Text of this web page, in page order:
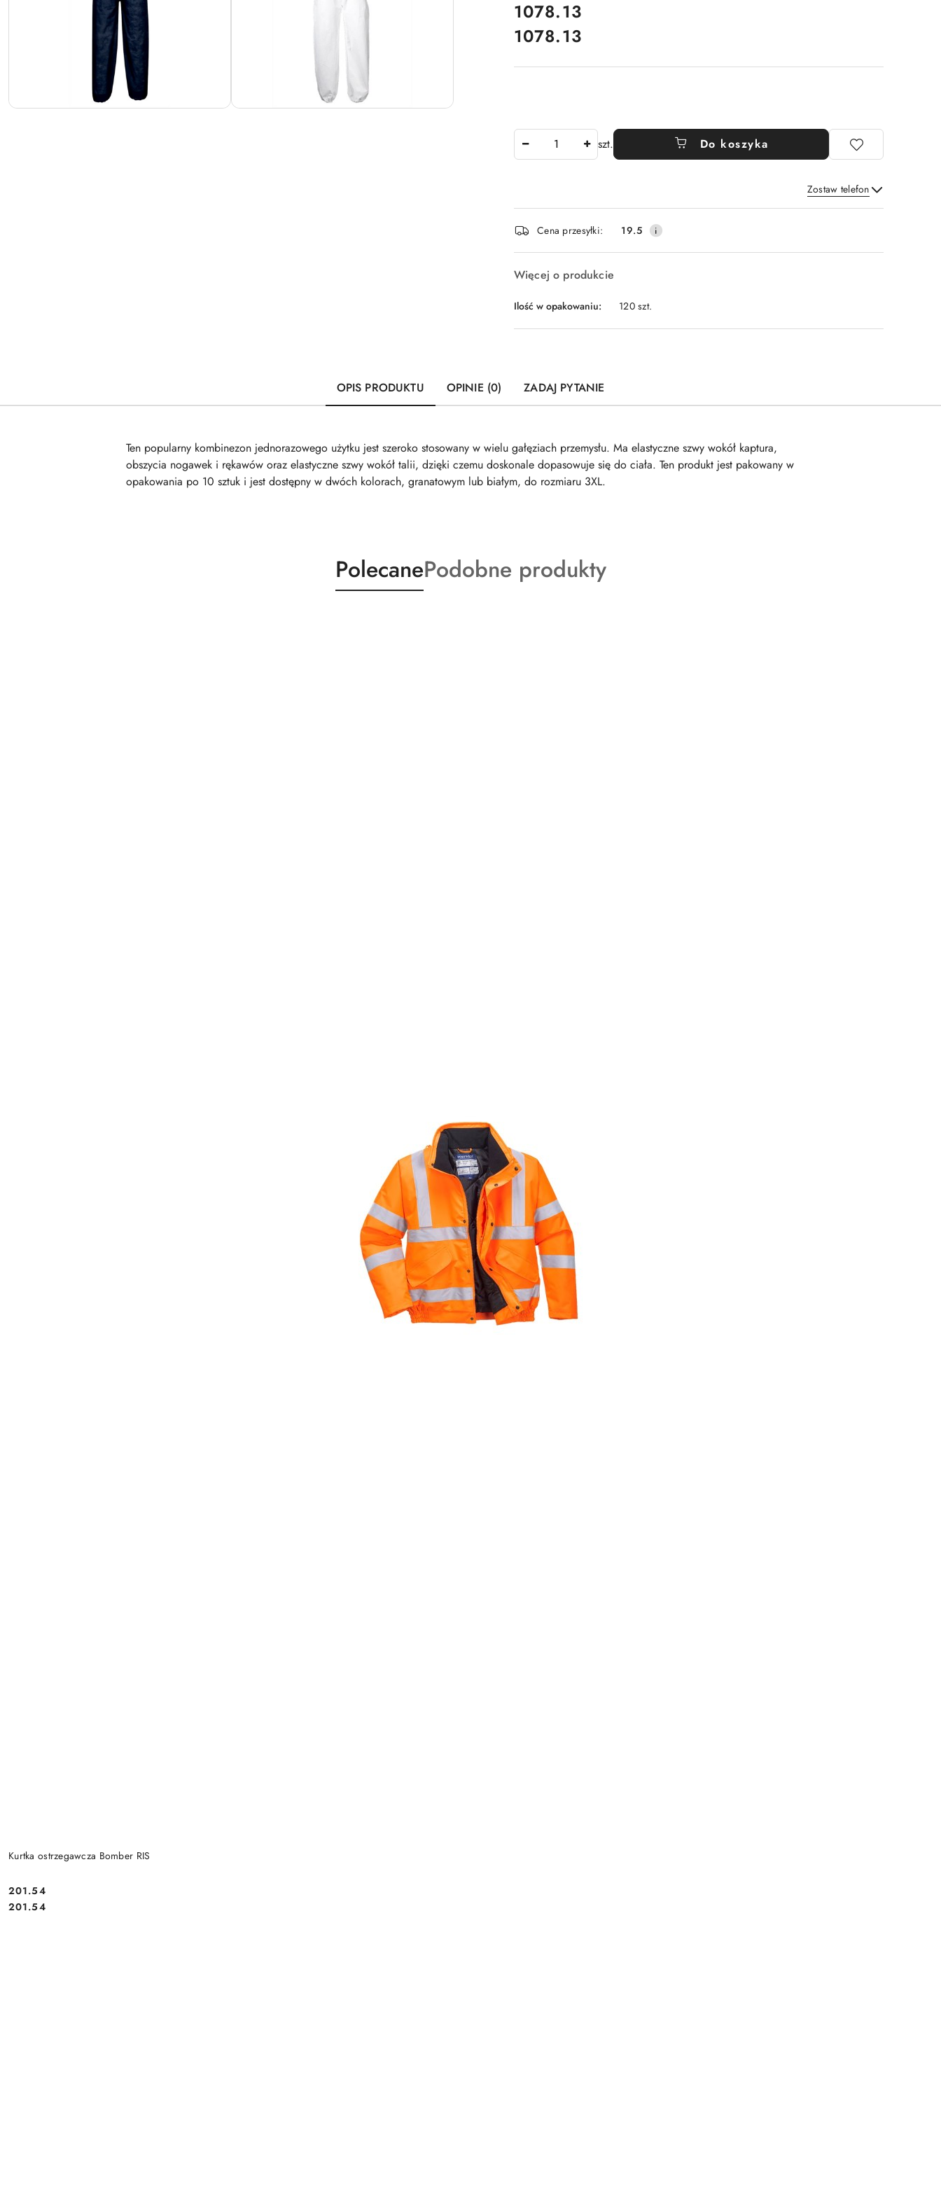
cena:
1078.13
Cena:
1078.13
szt. Do koszyka
Zostaw telefon
Wyślij
Dostępność
i
dostawa
Cena przesyłki: 19.5
Więcej o produkcie
Ilość w opakowaniu: 120 szt.
OPIS PRODUKTU OPINIE (0) ZADAJ PYTANIE
Ten popularny kombinezon jednorazowego użytku jest szeroko stosowany w wielu gałęziach przemysłu. Ma elastyczne szwy wokół kaptura,
obszycia nogawek i rękawów oraz elastyczne szwy wokół talii, dzięki czemu doskonale dopasowuje się do ciała. Ten produkt jest pakowany w
opakowania po 10 sztuk i jest dostępny w dwóch kolorach, granatowym lub białym, do rozmiaru 3XL.
Produkty
o
PolecaneProdukty
o
Podobne produkty
Kurtka ostrzegawcza Bomber RIS
Cena:
201.54
Cena:
201.54